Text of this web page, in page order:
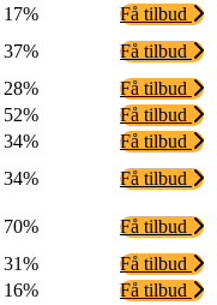
17%
Få tilbud
37%
Få tilbud
28%
Få tilbud
52%
Få tilbud
34%
Få tilbud
34%
Få tilbud
70%
Få tilbud
31%
Få tilbud
16%
Få tilbud